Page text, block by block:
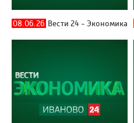
08.06.26 Вести 24 - Экономика